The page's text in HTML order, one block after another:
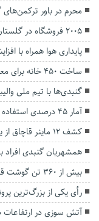
محرم در باور
۲۰۰۵ فروشگاه در گلستان آماده اجرای طرح فجرانه کالا برگ هستند
پایداری هوا همراه با
ساخت ۴۵۰ خانه برای معلولان گلستان در دست ساخت است
گنبدی‌ها با تیم ملی
آمار ۴۵ درصدی استفاده از ماسک در کشور
کشف ۱۲ ماینر قاچاق از یک دامداری در گرگان
همشهریان گنبدی افراد
بیش از ۳۶۰ تن گوشت قرمز منجمد در استان گلستان توزیع شد
رأی یکی از بزرگ‌ترین
آتش سوزی در